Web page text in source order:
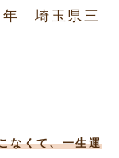
埼玉県三
なくて、一生運